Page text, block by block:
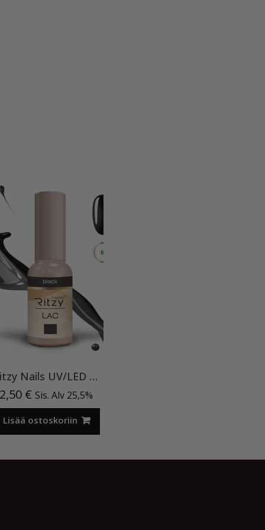
Ritzy Nails UV/LED gel polish ”Black” 64, 9ml, geelilakka TPO vapaa
€ Sis. Alv 25,5%
Lisää ostoskoriin